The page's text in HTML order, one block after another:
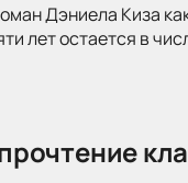
Дэниела Киза
лет остается в